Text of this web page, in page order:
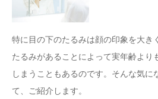
特に目の下のたるみは顔の印象を大き
たるみがあることによって実年齢より
しまうこともあるのです。そんな気に
て、ご紹介します。